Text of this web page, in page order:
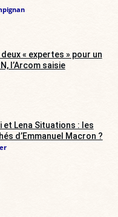
« expertes » pour un
l’Arcom saisie
et Lena Situations : les
d’Emmanuel Macron ?